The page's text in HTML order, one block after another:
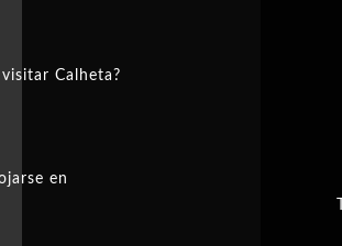
Calheta?
en